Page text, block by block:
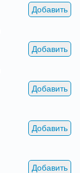
Добавить
Добавить
Добавить
Добавить
Добавить